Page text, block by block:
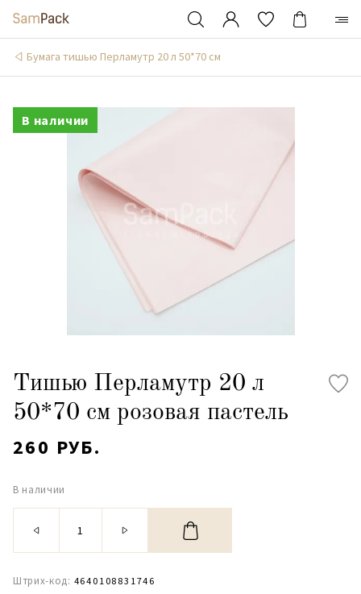
Бумага тишью Перламутр 20 л 50*70 см
В наличии
Тишью Перламутр 20 л
50*70 см розовая пастель
260 РУБ.
В наличии
Штрих-код: 4640108831746